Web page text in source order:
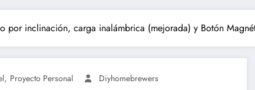
por inclinación, carga inalámbrica (mejorada) y Botón
, Proyecto Personal Diyhomebrewers